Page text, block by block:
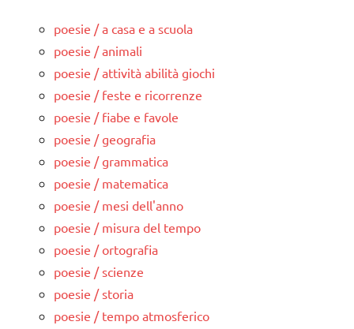
poesie / a casa e a scuola
poesie / animali
poesie / attività abilità giochi
poesie / feste e ricorrenze
poesie / fiabe e favole
poesie / geografia
poesie / grammatica
poesie / matematica
poesie / mesi dell'anno
poesie / misura del tempo
poesie / ortografia
poesie / scienze
poesie / storia
poesie / tempo atmosferico